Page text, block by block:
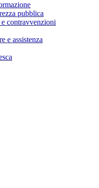
pubblica
contravvenzioni
e assistenza